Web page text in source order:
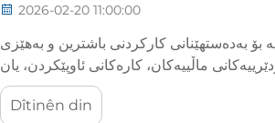
2026-02-20 11:00:00
بەدەستهێنانی کارکردنی باشترین و بەهێزی
ماڵییەکان، کارەکانی ئاوپێکردن، یان
Dîtinên din